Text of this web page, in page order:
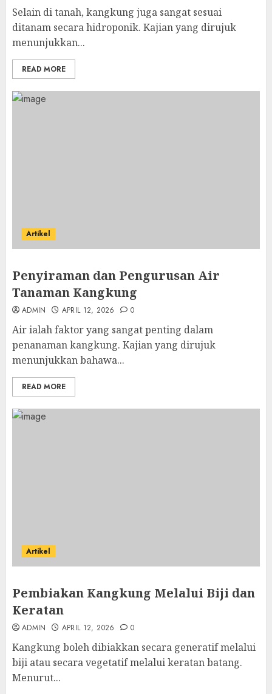
Selain di tanah, kangkung juga sangat sesuai
ditanam secara hidroponik. Kajian yang dirujuk
menunjukkan...
READ MORE
Artikel
Penyiraman dan Pengurusan Air
Tanaman Kangkung
ADMIN APRIL 12, 2026 0
Air ialah faktor yang sangat penting dalam
penanaman kangkung. Kajian yang dirujuk
menunjukkan bahawa...
READ MORE
Artikel
Pembiakan Kangkung Melalui Biji dan
Keratan
ADMIN APRIL 12, 2026 0
Kangkung boleh dibiakkan secara generatif melalui
biji atau secara vegetatif melalui keratan batang.
Menurut...